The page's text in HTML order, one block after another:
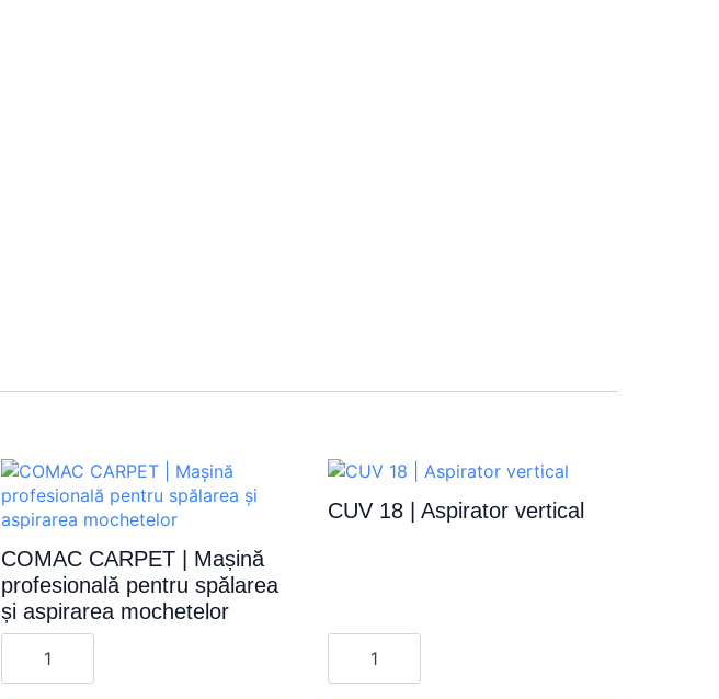
COMAC CARPET | Mașină
profesională pentru spălarea
și aspirarea mochetelor
Cantitate
COMAC
CARPET
CUV 18 | Aspirator vertical
Cantitate
18